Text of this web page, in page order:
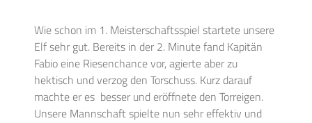
Wie schon im 1. Meisterschaftsspiel startete unsere
Elf sehr gut. Bereits in der 2. Minute fand Kapitän
Fabio eine Riesenchance vor, agierte aber zu
hektisch und verzog den Torschuss. Kurz darauf
machte er es besser und eröffnete den Torreigen.
Unsere Mannschaft spielte nun sehr effektiv und